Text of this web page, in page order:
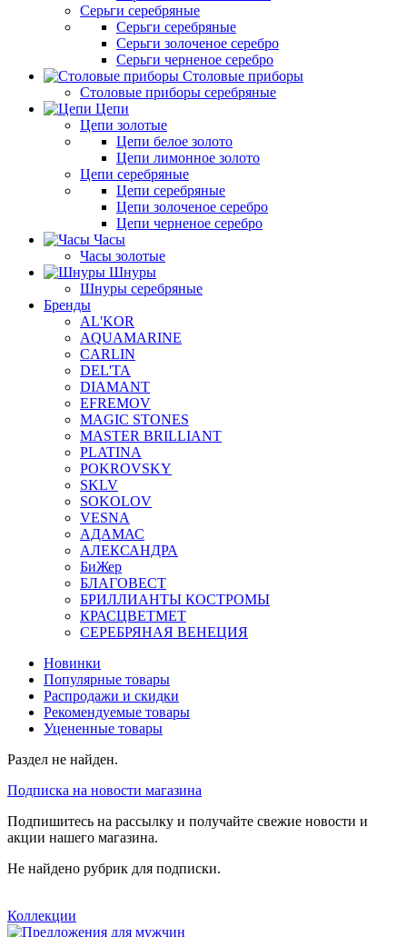
Серьги серебряные
Серьги серебряные
Серьги золоченое серебро
Серьги черненое серебро
Столовые приборы
Столовые приборы серебряные
Цепи
Цепи золотые
Цепи белое золото
Цепи лимонное золото
Цепи серебряные
Цепи серебряные
Цепи золоченое серебро
Цепи черненое серебро
Часы
Часы золотые
Шнуры
Шнуры серебряные
Бренды
AL'KOR
AQUAMARINE
CARLIN
DEL'TA
DIAMANT
EFREMOV
MAGIC STONES
MASTER BRILLIANT
PLATINA
POKROVSKY
SKLV
SOKOLOV
VESNA
АДАМАС
АЛЕКСАНДРА
БиЖер
БЛАГОВЕСТ
БРИЛЛИАНТЫ КОСТРОМЫ
КРАСЦВЕТМЕТ
СЕРЕБРЯНАЯ ВЕНЕЦИЯ
Новинки
Популярные товары
Распродажи и скидки
Рекомендуемые товары
Уцененные товары
Раздел не найден.
Подписка на новости магазина
Подпишитесь на рассылку и получайте свежие новости и
акции нашего магазина.
Не найдено рубрик для подписки.
Коллекции